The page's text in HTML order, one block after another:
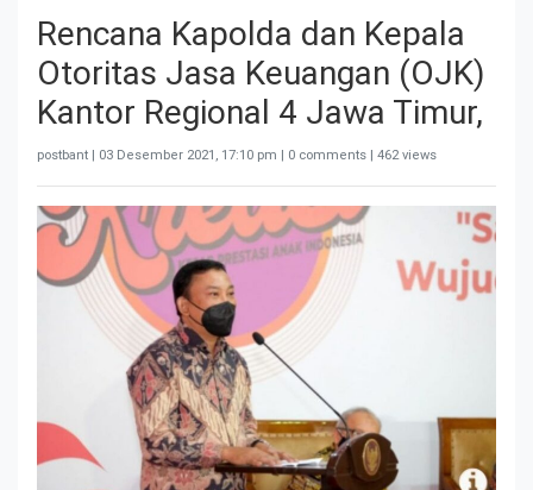
Rencana Kapolda dan Kepala
Otoritas Jasa Keuangan (OJK)
Kantor Regional 4 Jawa Timur,
postbant | 03 Desember 2021, 17:10 pm | 0 comments | 462 views